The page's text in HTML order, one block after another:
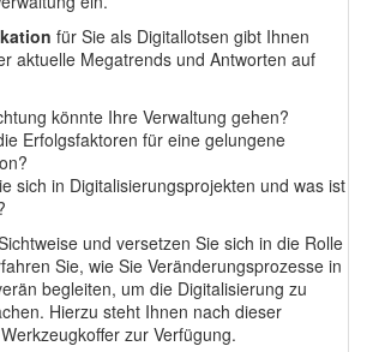
für Sie als Digitallotsen gibt Ihnen
aktuelle Megatrends und Antworten auf
könnte Ihre Verwaltung gehen?
Erfolgsfaktoren für eine gelungene
sich in Digitalisierungsprojekten und was ist
und versetzen Sie sich in die Rolle
Sie, wie Sie Veränderungsprozesse in
begleiten, um die Digitalisierung zu
Hierzu steht Ihnen nach dieser
zur Verfügung.